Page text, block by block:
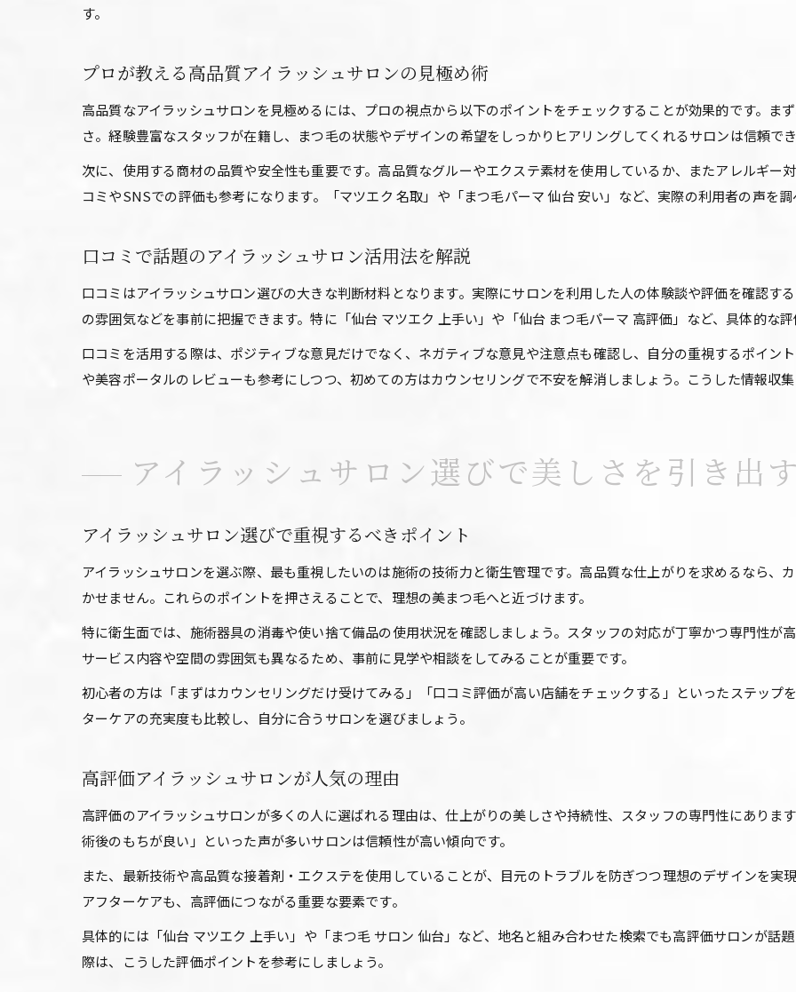
高評価アイラッシュサロンで満足度を上げる方法
アイラッシュサロン選びで後悔しないための工夫
す。
プロが教える高品質アイラッシュサロンの見極め術
高品質なアイラッシュサロンを見極めるには、プロの視点から以下のポイントをチェックすることが効果的です。ま
さ。経験豊富なスタッフが在籍し、まつ毛の状態やデザインの希望をしっかりヒアリングしてくれるサロンは信頼で
次に、使用する商材の品質や安全性も重要です。高品質なグルーやエクステ素材を使用しているか、またアレルギー
コミやSNSでの評価も参考になります。「マツエク 名取」や「まつ毛パーマ 仙台 安い」など、実際の利用者の声を
口コミで話題のアイラッシュサロン活用法を解説
口コミはアイラッシュサロン選びの大きな判断材料となります。実際にサロンを利用した人の体験談や評価を確認す
の雰囲気などを事前に把握できます。特に「仙台 マツエク 上手い」や「仙台 まつ毛パーマ 高評価」など、具体的な
口コミを活用する際は、ポジティブな意見だけでなく、ネガティブな意見や注意点も確認し、自分の重視するポイン
や美容ポータルのレビューも参考にしつつ、初めての方はカウンセリングで不安を解消しましょう。こうした情報収
アイラッシュサロン選びで美しさを引き出
アイラッシュサロン選びで重視するべきポイント
アイラッシュサロンを選ぶ際、最も重視したいのは施術の技術力と衛生管理です。高品質な仕上がりを求めるなら、
かせません。これらのポイントを押さえることで、理想の美まつ毛へと近づけます。
特に衛生面では、施術器具の消毒や使い捨て備品の使用状況を確認しましょう。スタッフの対応が丁寧かつ専門性が
サービス内容や空間の雰囲気も異なるため、事前に見学や相談をしてみることが重要です。
初心者の方は「まずはカウンセリングだけ受けてみる」「口コミ評価が高い店舗をチェックする」といったステップ
ターケアの充実度も比較し、自分に合うサロンを選びましょう。
高評価アイラッシュサロンが人気の理由
高評価のアイラッシュサロンが多くの人に選ばれる理由は、仕上がりの美しさや持続性、スタッフの専門性にありま
術後のもちが良い」といった声が多いサロンは信頼性が高い傾向です。
また、最新技術や高品質な接着剤・エクステを使用していることが、目元のトラブルを防ぎつつ理想のデザインを実
アフターケアも、高評価につながる重要な要素です。
具体的には「仙台 マツエク 上手い」や「まつ毛 サロン 仙台」など、地名と組み合わせた検索でも高評価サロンが話
際は、こうした評価ポイントを参考にしましょう。